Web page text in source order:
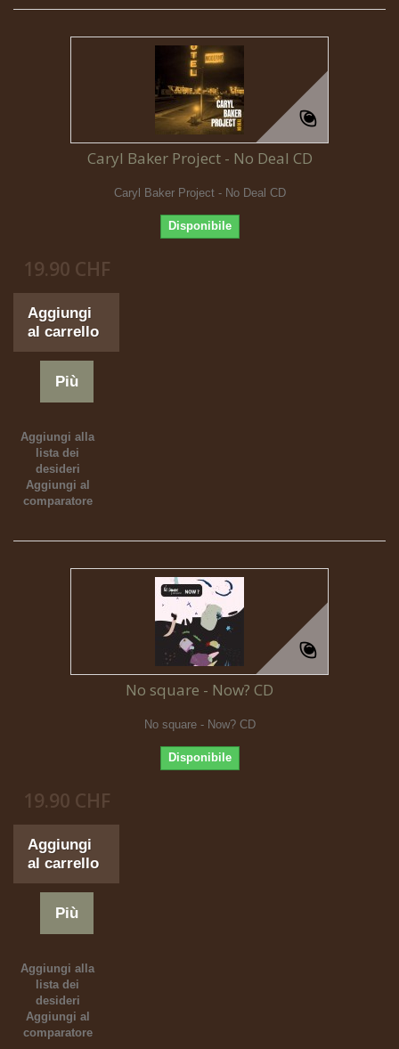
Caryl Baker Project - No Deal CD
Caryl Baker Project - No Deal CD
Disponibile
19.90 CHF
Aggiungi
al carrello
Più
Aggiungi alla
lista dei
desideri
Aggiungi al
comparatore
No square - Now? CD
No square - Now? CD
Disponibile
19.90 CHF
Aggiungi
al carrello
Più
Aggiungi alla
lista dei
desideri
Aggiungi al
comparatore